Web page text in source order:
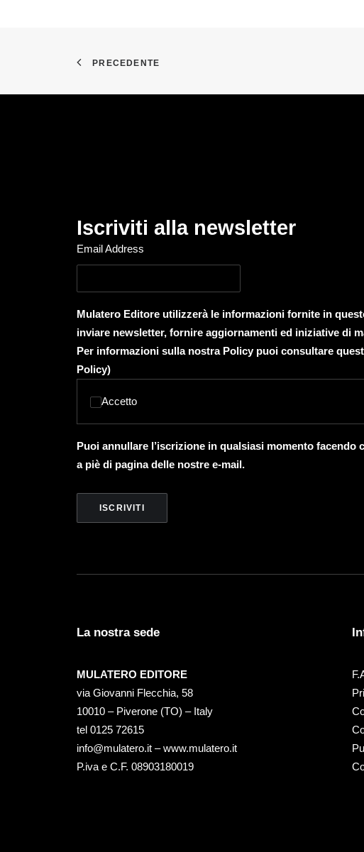
PRECEDENTE
Iscriviti alla newsletter
Email Address
Mulatero Editore utilizzerà le informazioni fornite in
inviare newsletter, fornire aggiornamenti ed iniziative di
Per informazioni sulla nostra Policy puoi consultare
Policy)
Accetto
Puoi annullare l’iscrizione in qualsiasi momento facendo
a piè di pagina delle nostre e-mail.
La nostra sede
MULATERO EDITORE
via Giovanni Flecchia, 58
10010 – Piverone (TO) – Italy
tel ‭0125 72615‬
info@mulatero.it –www.mulatero.it
P.iva e C.F. 08903180019